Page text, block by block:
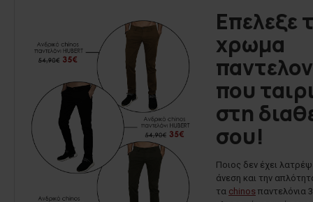
Επελεξε
χρωμα
που
στη
σου!
Ποιος δεν έχει
άνεση και την
τα chinos παντελόνια